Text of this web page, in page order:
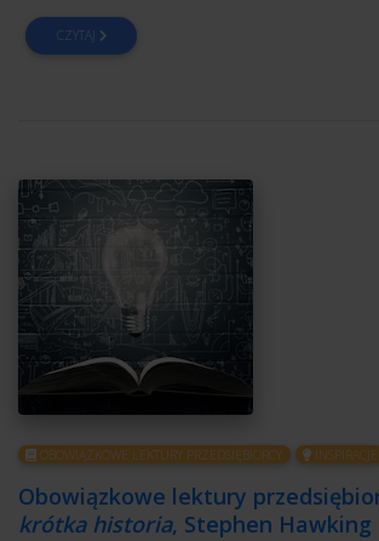
CZYTAJ
OBOWIĄZKOWE LEKTURY PRZEDSIĘBIORCY INSPIRACJE
Obowiązkowe lektury
krótka historia, Stephen Hawking